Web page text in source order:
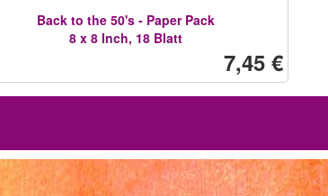
Back to the 50's - Paper Pack
8 x 8 Inch, 18 Blatt
7,45 €